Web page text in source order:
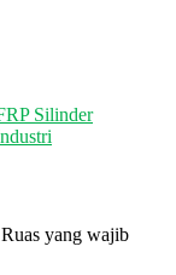
Silinder
Ruas yang wajib